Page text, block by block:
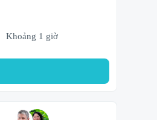
Khoảng 1 giờ